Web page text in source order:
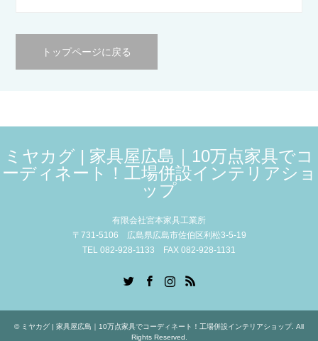
トップページに戻る
ミヤカグ | 家具屋広島｜10万点家具でコ
ーディネート！工場併設インテリアショ
ップ
有限会社宮本家具工業所
〒731-5106 広島県広島市佐伯区利松3-5-19
TEL 082-928-1133 FAX 082-928-1131
RSS
© ミヤカグ | 家具屋広島｜10万点家具でコーディネート！工場併設インテリアショップ. All
Rights Reserved.